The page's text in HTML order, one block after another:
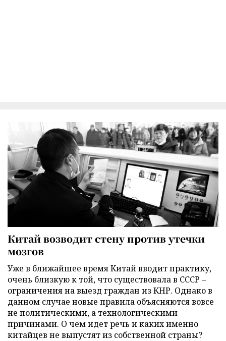
Китай возводит стену против утечки
мозгов
Уже в ближайшее время Китай вводит практику,
очень близкую к той, что существовала в СССР –
ограничения на выезд граждан из КНР. Однако в
данном случае новые правила объясняются вовсе
не политическими, а технологическими
причинами. О чем идет речь и каких именно
китайцев не выпустят из собственной страны?